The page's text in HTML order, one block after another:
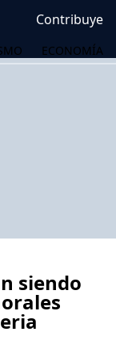
Contribuye
ECONOMÍA
siendo